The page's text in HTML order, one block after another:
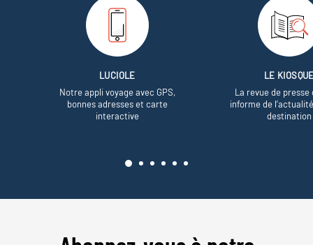
LUCIOLE
Notre appli voyage avec GPS,
bonnes adresses et carte
interactive
LE
La revue de presse
informe de
destination